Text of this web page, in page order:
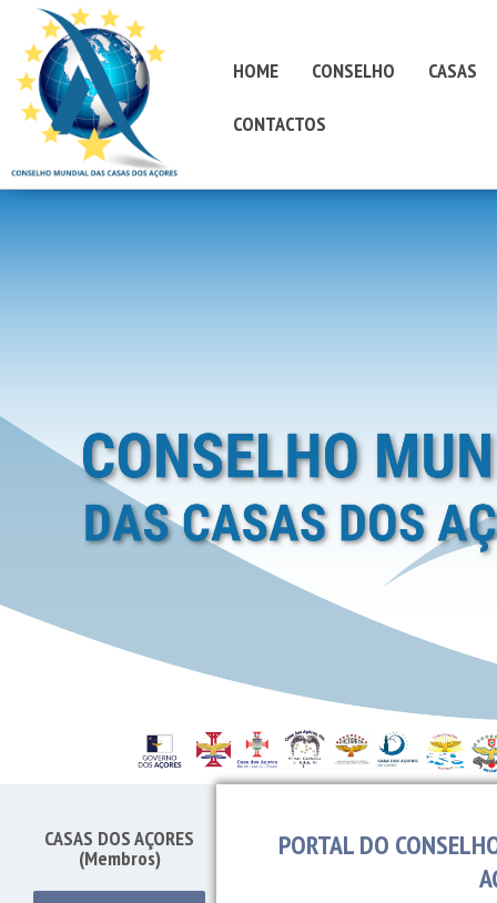
HOME CONSELHO CASAS
CONTACTOS
CASAS DOS AÇORES
(Membros)
PORTAL DO